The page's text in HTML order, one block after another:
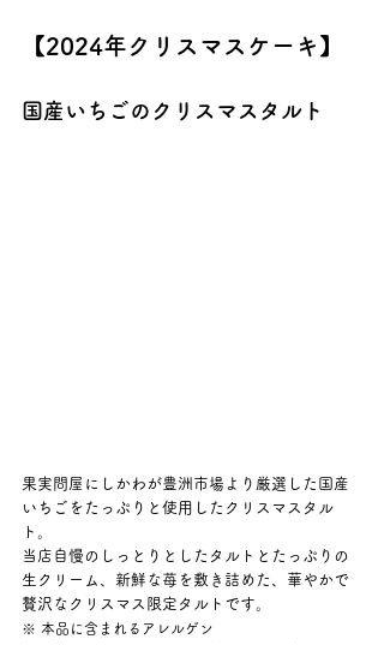
【2024年クリスマスケーキ】
国産いちごのクリスマスタルト
果実問屋にしかわが豊洲市場より厳選した国産
いちごをたっぷりと使用したクリスマスタル
ト。
当店自慢のしっとりとしたタルトとたっぷりの
生クリーム、新鮮な苺を敷き詰めた、華やかで
贅沢なクリスマス限定タルトです。
※ 本品に含まれるアレルゲン